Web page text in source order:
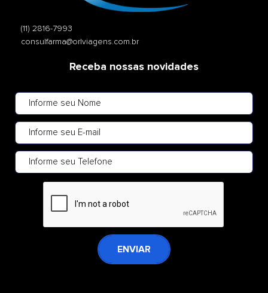
(11) 2816-7993
consulfarma@orlviagens.com.br
Receba nossas novidades
ENVIAR